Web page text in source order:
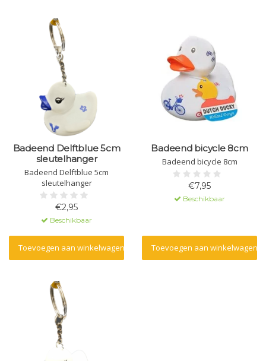
Badeend Delftblue 5cm
sleutelhanger
Badeend Delftblue 5cm
sleutelhanger
€2,95
Beschikbaar
Toevoegen aan winkelwagen
Badeend bicycle 8cm
Badeend bicycle 8cm
€7,95
Beschikbaar
Toevoegen aan winkelwagen